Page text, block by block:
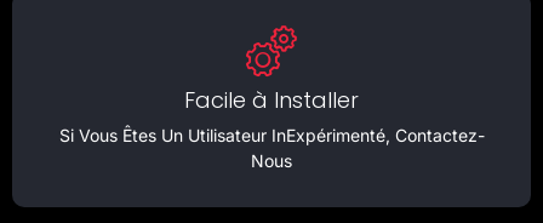
Facile à Installer
Si Vous Êtes Un Utilisateur InExpérimenté, Contactez-
Nous